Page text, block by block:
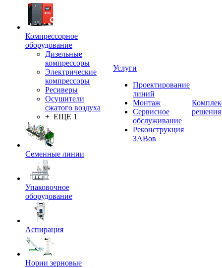
Компрессорное
оборудование
Дизельные
компрессоры
Электрические
компрессоры
Ресиверы
Осушители
сжатого воздуха
+ ЕЩЕ 1
Семенные линии
Упаковочное
оборудование
Аспирация
Нории зерновые
Услуги
Проектирование
линий
Монтаж
Сервисное
обслуживание
Реконструкция
ЗАВов
решения